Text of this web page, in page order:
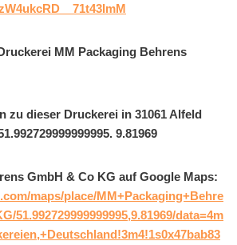
MM Packaging Behrens
zu dieser Druckerei in 31061 Alfeld
9.81969
GmbH & Co KG auf Google Maps:
maps/place/MM+Packaging+Behre
51.992729999999995,9.81969/data=4m